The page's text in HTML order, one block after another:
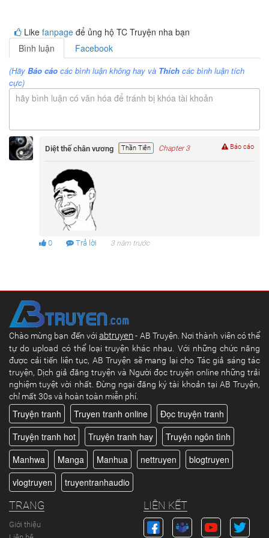
Like fanpage để ủng hộ TC Truyện nha bạn
Bình luận
Facebook
(Hãy Báo cáo các bình luận không hay và Thích các bình luận tích
cực)
hãy bình luận có văn hóa để tránh bị khóa tài khoản
Diệt thế chân vương Thần Tiên Chapter 3
0 Trả lời 3 năm trước
Báo cáo
Chào mừng bạn đến vớiabtruyen- AB Truyện. Nơi thành viên có thể
tự do upload có thể loại truyện khác nhau. Với những chức năng
được cải tiến liên tục, AB Truyện sẽ mang lại cho Tác giả sáng tác
truyện, Dịch giả đăng truyện và Người đọc truyện online những trải
nghiệm tuyệt vời nhất. Đừng ngại đăng ký tài khoản tại AB Truyện,
chỉ mất 30s và hoàn toàn miễn phí.
Truyện tranh Truyen tranh online
Đọc truyện tranh
Truyện tranh hot
Truyện tranh hay
Truyện ngôn tình
Manhwa
Manga Manhua nettruyen
blogtruyen
vlogtruyen
truyentranhaudio
TRANG
Giới thiệu
LIÊN KẾT